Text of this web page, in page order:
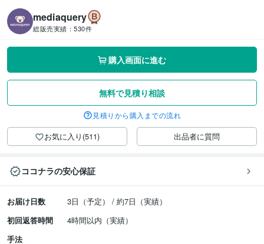
mediaquery
総販売実績： 530件
購入画面に進む
無料で見積り相談
見積りから購入までの流れ
お気に入り(511) 出品者に質問
ココナラの安心保証
お届け日数
3日（予定） / 約7日（実績）
初回返答時間
4時間以内（実績）
手法